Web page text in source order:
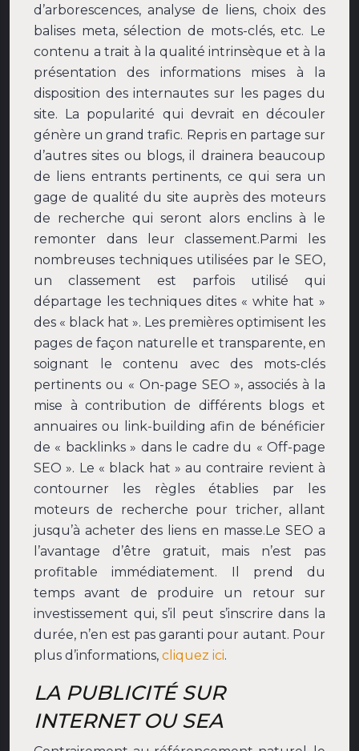
d’arborescences, analyse de liens, choix des
balises meta, sélection de mots-clés, etc. Le
contenu a trait à la qualité intrinsèque et à la
présentation des informations mises à la
disposition des internautes sur les pages du
site. La popularité qui devrait en découler
génère un grand trafic. Repris en partage sur
d’autres sites ou blogs, il drainera beaucoup
de liens entrants pertinents, ce qui sera un
gage de qualité du site auprès des moteurs
de recherche qui seront alors enclins à le
remonter dans leur classement.Parmi les
nombreuses techniques utilisées par le SEO,
un classement est parfois utilisé qui
départage les techniques dites « white hat »
des « black hat ». Les premières optimisent les
pages de façon naturelle et transparente, en
soignant le contenu avec des mots-clés
pertinents ou « On-page SEO », associés à la
mise à contribution de différents blogs et
annuaires ou link-building afin de bénéficier
de « backlinks » dans le cadre du « Off-page
SEO ». Le « black hat » au contraire revient à
contourner les règles établies par les
moteurs de recherche pour tricher, allant
jusqu’à acheter des liens en masse.Le SEO a
l’avantage d’être gratuit, mais n’est pas
profitable immédiatement. Il prend du
temps avant de produire un retour sur
investissement qui, s’il peut s’inscrire dans la
durée, n’en est pas garanti pour autant. Pour
plus d’informations, cliquez ici.
LA PUBLICITÉ SUR
INTERNET OU SEA